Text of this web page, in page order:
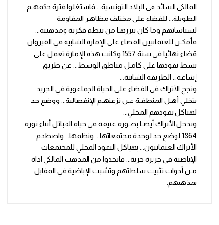
المالكي السائد في البلاد التونسية... فاستغلوا فترة حكمهـم
الطويلة... للقضاء على مختلف مظاهـر المقاومة
لسياساتهم وما كان يبررهـا من تنظم فكرية ومذهبية...
فأمكـن للعثمانيين القضاء على الإمارة الشابية في القيروان
قضاء نهائيا في سنة 1557 وكانت هذه الإمارة تعمل على
بسط نفوذها على كامـل مناطق الوسط... عن طريق
إشاعة... الطريقة الشابية...
ونجح الأتراك في القضاء على الحياة الجماعوية في الجريد
بتخلي أهـل المنطقـة عـن نزعتهـم الإنفصالية... ووضع حد
لهياكل نفوذهم المحلي...
وتدخل الأتراك أيضـا بصـورة عنيفة في حياة القبائل أثناء ثورة
1864 لوضع حد لوحدة مجتمعاتها... ونظمها... واصطدم
الأتراك العثمانيون... بهياكل النفوذ المحلي للمجتمعات
الإباضية في جزيرة جربة... فاتخذوا من المذهب المالكي اداة
مـن أدوات تثبيت سلطتهم وتشبث الإباضية في المقابل
بمذهبهم.